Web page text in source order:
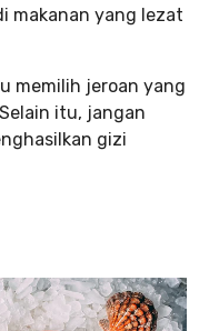
makanan yang lezat
memilih jeroan yang
itu, jangan
gizi